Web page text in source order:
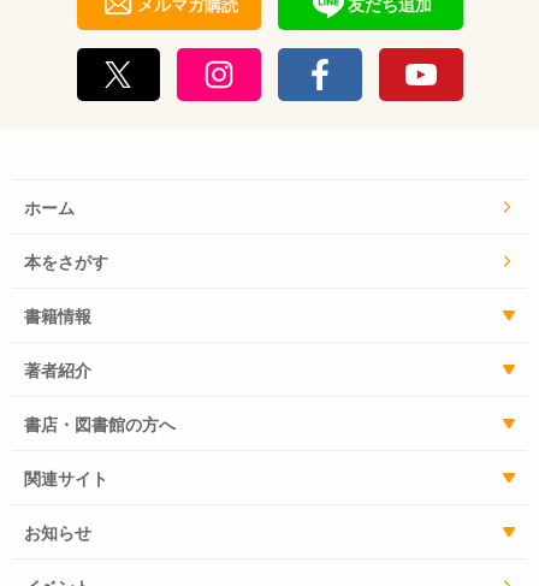
ホーム
本をさがす
書籍情報
著者紹介
書店・図書館の方へ
関連サイト
お知らせ